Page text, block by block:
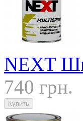
NEXT
740 грн.